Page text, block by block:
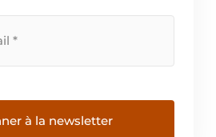
à la newsletter